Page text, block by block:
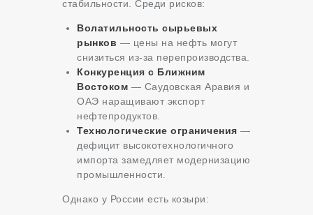
стабильности. Среди рисков:
Волатильность сырьевых
рынков — цены на нефть могут
снизиться из-за перепроизводства.
Конкуренция с Ближним
Востоком — Саудовская Аравия и
ОАЭ наращивают экспорт
нефтепродуктов.
Технологические ограничения —
дефицит высокотехнологичного
импорта замедляет модернизацию
промышленности.
Однако у России есть козыри: